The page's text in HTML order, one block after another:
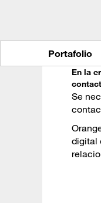
Portafolio
En la
Se
digital